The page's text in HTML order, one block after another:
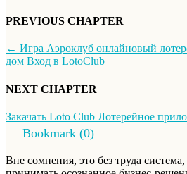
PREVIOUS CHAPTER
← Игра Аэроклуб онлайновый
дом Вход в LotoClub
NEXT CHAPTER
Закачать Loto Club Лотерейное
Bookmark (0)
Вне сомнения, это без труда